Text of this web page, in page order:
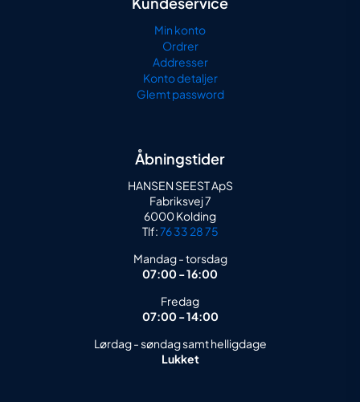
Min konto
Ordrer
Addresser
Konto detaljer
Glemt password
Åbningstider
HANSEN SEEST ApS
Fabriksvej 7
6000 Kolding
Tlf:76 33 28 75
Mandag - torsdag
07:00 - 16:00
Fredag
07:00 - 14:00
Lørdag - søndag samt helligdage
Lukket